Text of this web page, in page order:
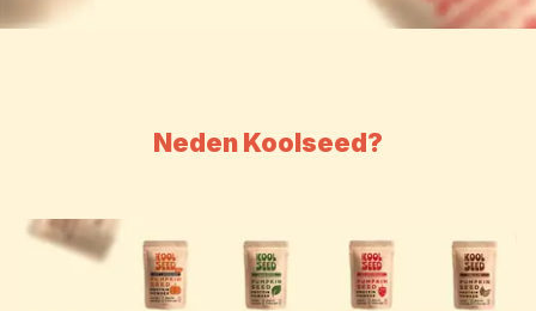
Neden Koolseed?